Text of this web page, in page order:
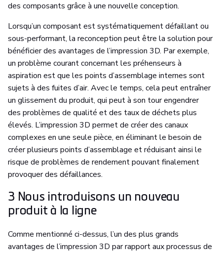
des composants grâce à une nouvelle conception.
Lorsqu’un composant est systématiquement défaillant ou
sous-performant, la reconception peut être la solution pour
bénéficier des avantages de l’impression 3D. Par exemple,
un problème courant concernant les préhenseurs à
aspiration est que les points d’assemblage internes sont
sujets à des fuites d’air. Avec le temps, cela peut entraîner
un glissement du produit, qui peut à son tour engendrer
des problèmes de qualité et des taux de déchets plus
élevés. L’impression 3D permet de créer des canaux
complexes en une seule pièce, en éliminant le besoin de
créer plusieurs points d’assemblage et réduisant ainsi le
risque de problèmes de rendement pouvant finalement
provoquer des défaillances.
3 Nous introduisons un nouveau
produit à la ligne
Comme mentionné ci-dessus, l’un des plus grands
avantages de l’impression 3D par rapport aux processus de